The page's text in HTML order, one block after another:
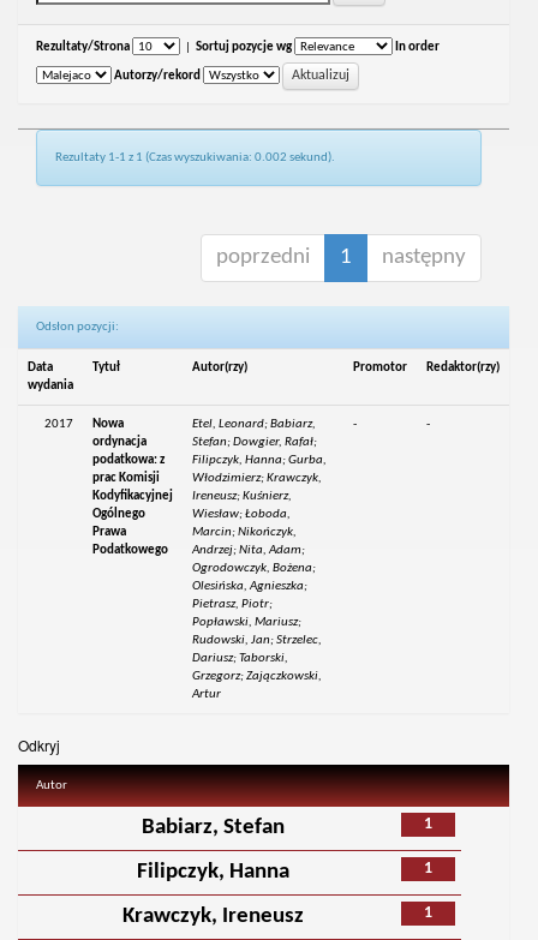
Rezultaty/Strona Sortuj pozycje wg In order
Autorzy/rekord
Rezultaty 1-1 z 1 (Czas wyszukiwania: 0.002 sekund).
poprzedni 1 następny
Odsłon pozycji:
Data
wydania
Tytuł Autor(rzy) Promotor Redaktor(rzy)
2017
Nowa
ordynacja
podatkowa: z
prac Komisji
Kodyfikacyjnej
Ogólnego
Prawa
Podatkowego
Etel, Leonard; Babiarz,
Stefan; Dowgier, Rafał;
Filipczyk, Hanna; Gurba,
Włodzimierz; Krawczyk,
Ireneusz; Kuśnierz,
Wiesław; Łoboda,
Marcin; Nikończyk,
Andrzej; Nita, Adam;
Ogrodowczyk, Bożena;
Olesińska, Agnieszka;
Pietrasz, Piotr;
Popławski, Mariusz;
Rudowski, Jan; Strzelec,
Dariusz; Taborski,
Grzegorz; Zajączkowski,
Artur
- -
Odkryj
Autor
1
Babiarz, Stefan
1
Filipczyk, Hanna
1
Krawczyk, Ireneusz